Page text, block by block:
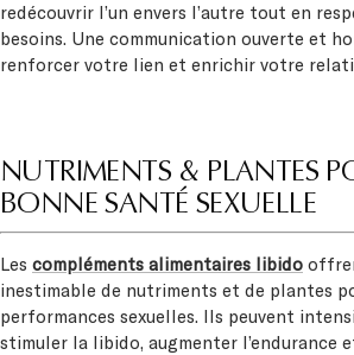
redécouvrir l’un envers l’autre tout en
besoins. Une communication ouverte et
renforcer votre lien et enrichir votre
NUTRIMENTS & PLANTES
BONNE SANTÉ SEXUELLE
Les compléments alimentaires libido
inestimable de nutriments et de plantes
performances sexuelles. Ils peuvent
stimuler la libido, augmenter l’endurance